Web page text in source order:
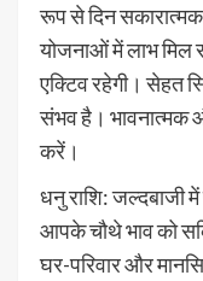
रूप से दिन
योजनाओं में लाभ
एक्टिव रहेगी। सेहत
संभव है। भावनात्मक
करें।
धनु राशि: जल्दबाजी
आपके चौथे भाव को
घर-परिवार और